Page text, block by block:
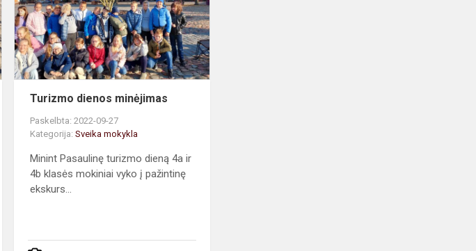
Turizmo dienos minėjimas
Paskelbta: 2022-09-27
Kategorija:Sveika mokykla
Minint Pasaulinę turizmo dieną 4a ir
4b klasės mokiniai vyko į pažintinę
ekskurs...